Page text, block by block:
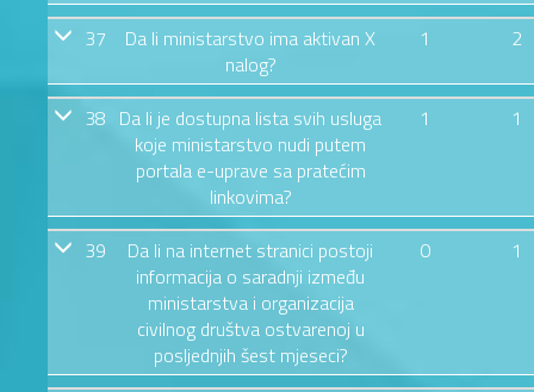
37
Da li ministarstvo ima aktivan X
nalog?
1 2
38 Da li je dostupna lista svih usluga
koje ministarstvo nudi putem
portala e-uprave sa pratećim
linkovima?
1 1
39
Da li na internet stranici postoji
informacija o saradnji između
ministarstva i organizacija
civilnog društva ostvarenoj u
posljednjih šest mjeseci?
0 1